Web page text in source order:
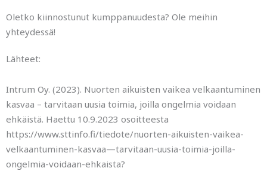
Oletko kiinnostunut kumppanuudesta? Ole meihin
yhteydessä!
Lähteet:
Intrum Oy. (2023). Nuorten aikuisten vaikea velkaantuminen
kasvaa – tarvitaan uusia toimia, joilla ongelmia voidaan
ehkäistä. Haettu 10.9.2023 osoitteesta
https://www.sttinfo.fi/tiedote/nuorten-aikuisten-vaikea-
velkaantuminen-kasvaa—tarvitaan-uusia-toimia-joilla-
ongelmia-voidaan-ehkaista?